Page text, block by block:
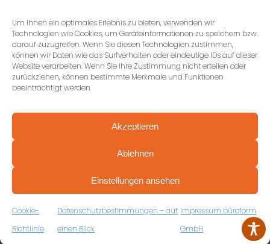
Um Ihnen ein optimales Erlebnis zu bieten, verwenden wir
Technologien wie Cookies, um Geräteinformationen zu speichern bzw.
darauf zuzugreifen. Wenn Sie diesen Technologien zustimmen,
können wir Daten wie das Surfverhalten oder eindeutige IDs auf dieser
Website verarbeiten. Wenn Sie Ihre Zustimmung nicht erteilen oder
zurückziehen, können bestimmte Merkmale und Funktionen
beeinträchtigt werden.
Akzeptieren
Ablehnen
Einstellungen ansehen
Cookie-
Richtlinie
Datenschutzbestimmungen – auf
einen Blick
Impressum büroform
GmbH
KONTAKT
IMPRESSUM
Copyright 2025 ©
büroform
Erstellung:DOUBLE-YOUMEDIA.DE
VEREINBAREN SIE JETZT IHRE
KOSTENFREIE ERSTBERATUNG
ZUM RÜCKRUFFORMULAR